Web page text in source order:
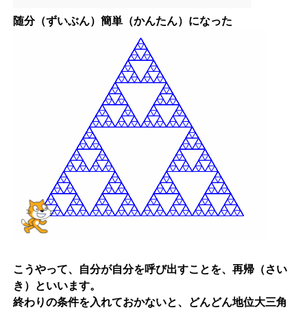
随分（ずいぶん）簡単（かんたん）になった
こうやって、自分が自分を呼び出すことを、再帰（さい
き）といいます。
終わりの条件を入れておかないと、どんどん地位大三角